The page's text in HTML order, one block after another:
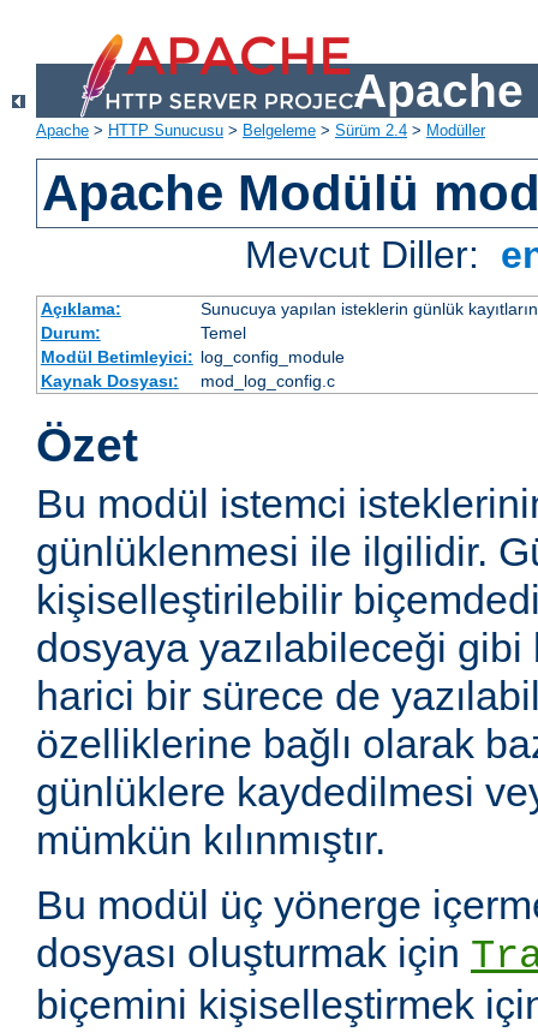
Apache
Apache > HTTP Sunucusu > Belgeleme > Sürüm 2.4 > Modüller
Apache Modülü
Mevcut Diller:
Açıklama:
Sunucuya yapılan isteklerin günlük
Durum:
Temel
Modül Betimleyici: log_config_module
Kaynak Dosyası:
mod_log_config.c
Özet
Bu modül istemci
günlüklenmesi ile ilgilidir.
kişiselleştirilebilir
dosyaya yazılabileceği
harici bir sürece de
özelliklerine bağlı olarak
günlüklere kaydedilmesi
mümkün kılınmıştır.
Bu modül üç yönerge
dosyası oluşturmak için
biçemini kişiselleştirmek